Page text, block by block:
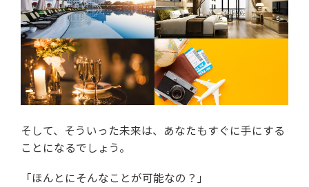
そして、そういった未来は、あなたもすぐに手にする
ことになるでしょう。
「ほんとにそんなことが可能なの？」